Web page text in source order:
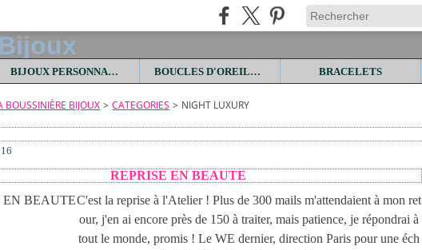
BIJOUX PERSONNALISES BOUCLES D'OREILLES BRACELETS
BOUSSINIÈRE BIJOUX > CATEGORIES > NIGHT LUXURY
REPRISE EN BEAUTE
C'est la reprise à l'Atelier ! Plus de 300 mails m'attendaient à mon ret
our, j'en ai encore près de 150 à traiter, mais patience, je répondrai à
tout le monde, promis ! Le WE dernier, direction Paris pour une éch